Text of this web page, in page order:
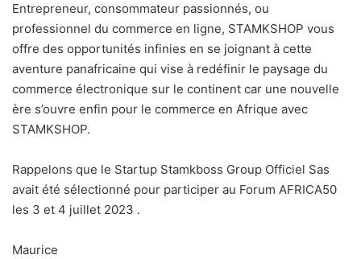
Entrepreneur, consommateur passionnés, ou
professionnel du commerce en ligne, STAMKSHOP vous
offre des opportunités infinies en se joignant à cette
aventure panafricaine qui vise à redéfinir le paysage du
commerce électronique sur le continent car une nouvelle
ère s’ouvre enfin pour le commerce en Afrique avec
STAMKSHOP.
Rappelons que le Startup Stamkboss Group Officiel Sas
avait été sélectionné pour participer au Forum AFRICA50
les 3 et 4 juillet 2023 .
Maurice